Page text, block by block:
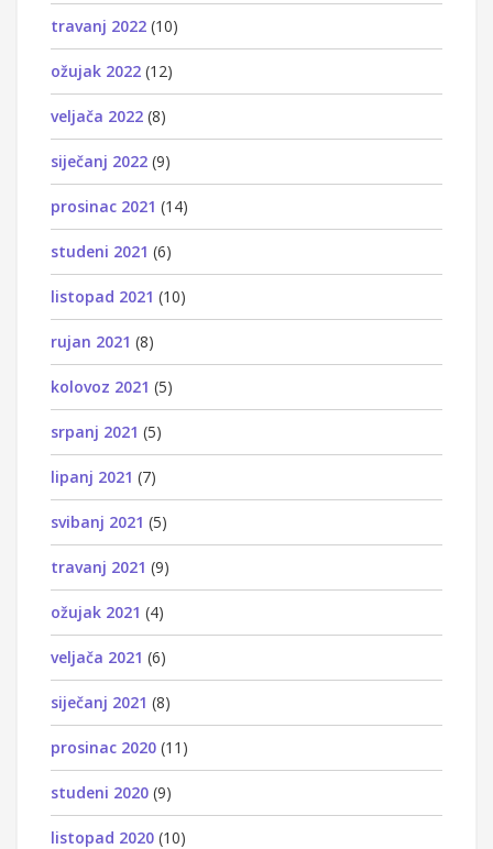
travanj 2022 (10)
ožujak 2022 (12)
veljača 2022 (8)
siječanj 2022 (9)
prosinac 2021 (14)
studeni 2021 (6)
listopad 2021 (10)
rujan 2021 (8)
kolovoz 2021 (5)
srpanj 2021 (5)
lipanj 2021 (7)
svibanj 2021 (5)
travanj 2021 (9)
ožujak 2021 (4)
veljača 2021 (6)
siječanj 2021 (8)
prosinac 2020 (11)
studeni 2020 (9)
listopad 2020 (10)